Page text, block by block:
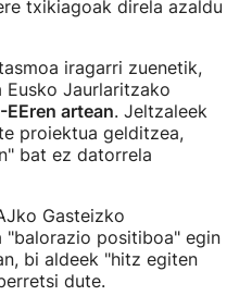
txikiagoak direla azaldu
iragarri zuenetik,
Eusko Jaurlaritzako
EEren artean. Jeltzaleek
proiektua gelditzea,
bat ez datorrela
Gasteizko
"balorazio positiboa" egin
bi aldeek "hitz egiten
dute.